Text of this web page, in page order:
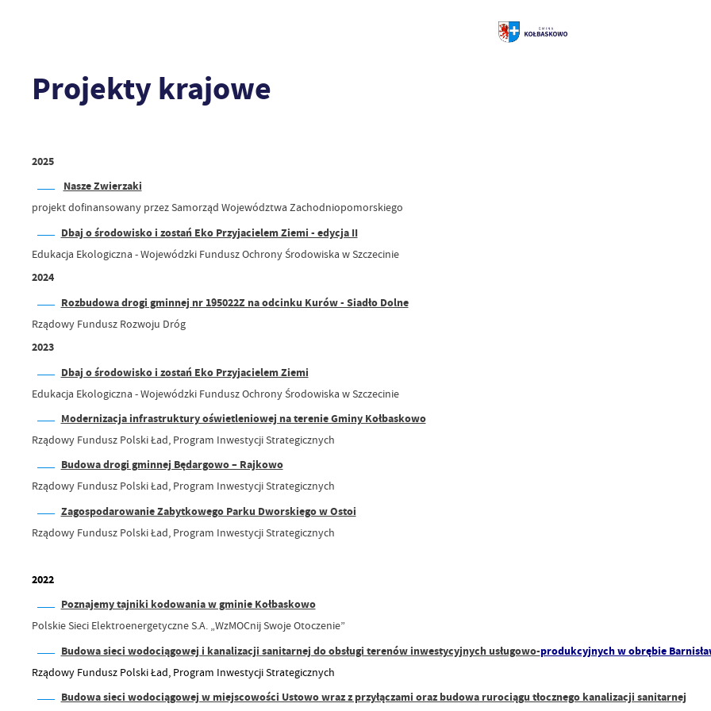
Projekty krajowe
2025
Nasze Zwierzaki
projekt dofinansowany przez Samorząd Województwa Zachodniopomorskiego
Dbaj o środowisko i zostań Eko Przyjacielem Ziemi - edycja II
Edukacja Ekologiczna - Wojewódzki Fundusz Ochrony Środowiska w Szczecinie
2024
Rozbudowa drogi gminnej nr 195022Z na odcinku Kurów - Siadło Dolne
Rządowy Fundusz Rozwoju Dróg
2023
Dbaj o środowisko i zostań Eko Przyjacielem Ziemi
Edukacja Ekologiczna - Wojewódzki Fundusz Ochrony Środowiska w Szczecinie
Modernizacja infrastruktury oświetleniowej na terenie Gminy Kołbaskowo
Rządowy Fundusz Polski Ład, Program Inwestycji Strategicznych
Budowa drogi gminnej Będargowo – Rajkowo
Rządowy Fundusz Polski Ład, Program Inwestycji Strategicznych
Zagospodarowanie Zabytkowego Parku Dworskiego w Ostoi
Rządowy Fundusz Polski Ład, Program Inwestycji Strategicznych
2022
Poznajemy tajniki kodowania w gminie Kołbaskowo
Polskie Sieci Elektroenergetyczne S.A. „WzMOCnij Swoje Otoczenie”
Budowa sieci wodociągowej i kanalizacji sanitarnej do obsługi terenów inwestycyjnych usługowo-produkcyjnych w obrębie
Rządowy Fundusz Polski Ład, Program Inwestycji Strategicznych
Budowa sieci wodociągowej w miejscowości Ustowo wraz z przyłączami oraz budowa rurociągu tłocznego kanalizacji sanitarnej